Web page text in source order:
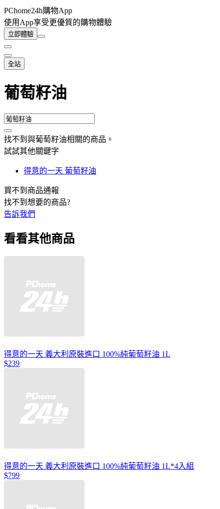
PChome24h購物App
使用App享受更優質的購物體驗
立即體驗
全站
葡萄籽油
找不到與葡萄籽油相關的商品 。
試試其他關鍵字
得意的一天 葡萄籽油
買不到商品通報
找不到想要的商品?
告訴我們
看看其他商品
得意的一天 義大利原裝進口 100%純葡萄籽油 1L
$239
得意的一天 義大利原裝進口 100%純葡萄籽油 1L*4入組
$799